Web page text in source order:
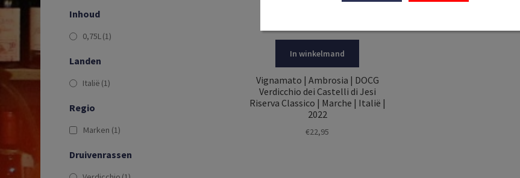
In winkelmand
Vignamato | Ambrosia | DOCG
Verdicchio dei Castelli di Jesi
Riserva Classico | Marche | Italië |
2022
€22,95
Inhoud
0,75L(1)
Landen
Italië (1)
Regio
Marken (1)
Druivenrassen